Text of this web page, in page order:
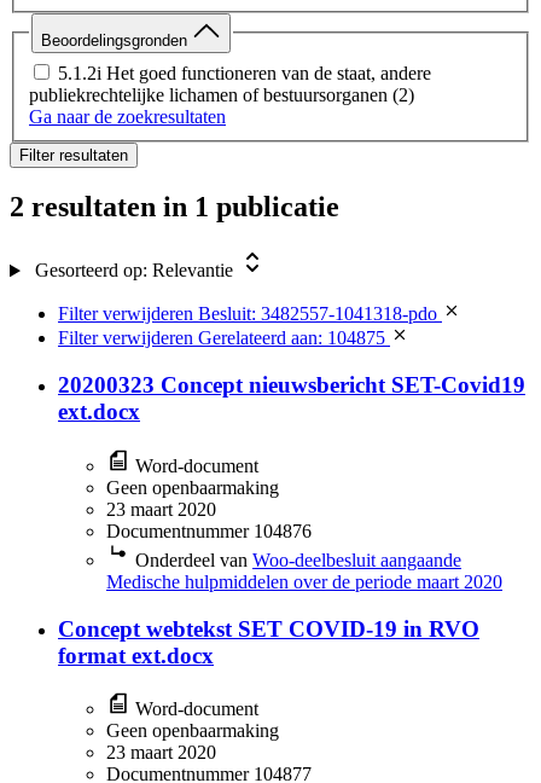
Beoordelingsgronden
5.1.2i Het goed functioneren van de staat, andere
publiekrechtelijke lichamen of bestuursorganen (2)
Ga naar de zoekresultaten
Filter resultaten
2 resultaten in 1 publicatie
Gesorteerd op: Relevantie
Filter verwijderen Besluit: 3482557-1041318-pdo
Filter verwijderen Gerelateerd aan: 104875
20200323 Concept nieuwsbericht SET-Covid19
ext.docx
Word-document
Geen openbaarmaking
23 maart 2020
Documentnummer 104876
Onderdeel van Woo-deelbesluit aangaande
Medische hulpmiddelen over de periode maart 2020
Concept webtekst SET COVID-19 in RVO
format ext.docx
Word-document
Geen openbaarmaking
23 maart 2020
Documentnummer 104877